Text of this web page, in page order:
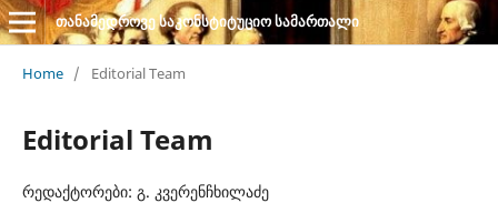
თანამედროვე საკონსტიტუციო სამართალი
Home / Editorial Team
Editorial Team
რედაქტორები: გ. კვერენჩხილაძე